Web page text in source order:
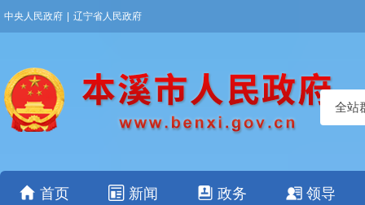
中央人民政府 辽宁省人民政府
首页 新闻 政务 领导
全站